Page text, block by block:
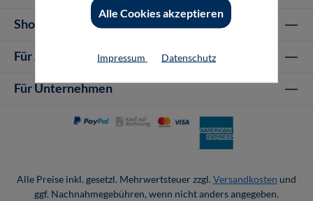
Shop-Service
Für Autor-/innen
Für Unternehmen
Alle Preise inkl. gesetzl. Mehrwertsteuer zzgl. Versandkosten und
ggf. Nachnahmegebühren, wenn nicht anders angegeben.
Alle Cookies akzeptieren
Impressum Datenschutz